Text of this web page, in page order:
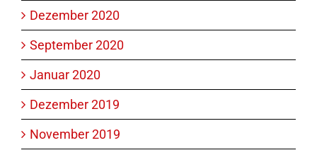
Dezember 2020
September 2020
Januar 2020
Dezember 2019
November 2019